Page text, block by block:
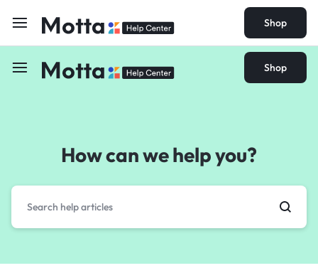
Shop
Shop
How can we help you?